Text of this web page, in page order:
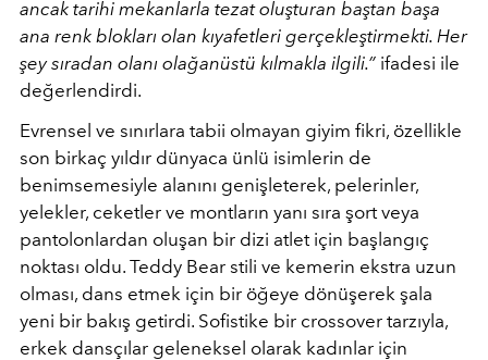
ancak tarihi mekanlarla tezat oluşturan baştan başa
ana renk blokları olan kıyafetleri gerçekleştirmekti. Her
şey sıradan olanı olağanüstü kılmakla ilgili.” ifadesi ile
değerlendirdi.
Evrensel ve sınırlara tabii olmayan giyim fikri, özellikle
son birkaç yıldır dünyaca ünlü isimlerin de
benimsemesiyle alanını genişleterek, pelerinler,
yelekler, ceketler ve montların yanı sıra şort veya
pantolonlardan oluşan bir dizi atlet için başlangıç ​​
noktası oldu. Teddy Bear stili ve kemerin ekstra uzun
olması, dans etmek için bir öğeye dönüşerek şala
yeni bir bakış getirdi. Sofistike bir crossover tarzıyla,
erkek dansçılar geleneksel olarak kadınlar için